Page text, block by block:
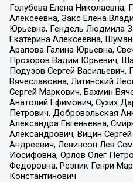
Голубева Елена Николаевна,
Алексеевна, Закс Елена
Юрьевна, Гендель Людмила
Екатерина Алексеевна,
Арапова Галина Юрьевна,
Прохоров Вадим Юрьевич,
Подузов Сергей Васильевич,
Вячеславовна, Литинский
Сергей Маркович, Бахмин
Анатолий Ефимович, Сухих
Петрович, Добровольская
Александра Евгеньевна,
Александрович, Вицин
Андреевич, Левинсон Лев
Иосифовна, Орлов Олег
Федоровна, Резник Генри
Константинович